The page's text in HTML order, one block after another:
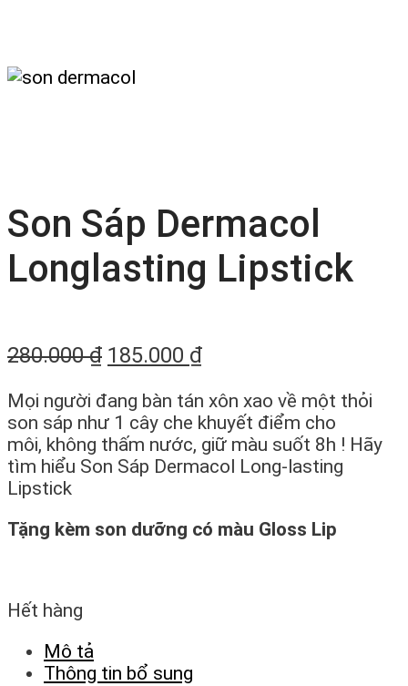
Son Sáp Dermacol
Longlasting Lipstick
280.000₫ 185.000 ₫
Mọi người đang bàn tán xôn xao về một thỏi
son sáp như 1 cây che khuyết điểm cho
môi, không thấm nước, giữ màu suốt 8h ! Hãy
tìm hiểu Son Sáp Dermacol Long-lasting
Lipstick
Tặng kèm son dưỡng có màu Gloss Lip
Hết hàng
Mô tả
Thông tin bổ sung